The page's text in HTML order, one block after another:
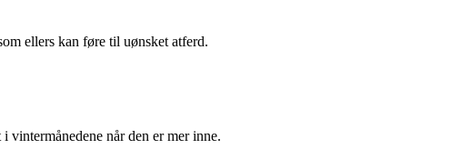
ellers kan føre til uønsket atferd.
når den er mer inne.